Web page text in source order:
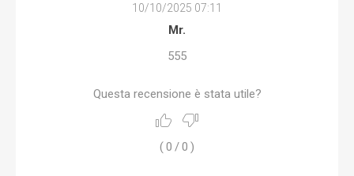
10/10/2025 07:11
Mr.
555
Questa recensione è stata utile?
(0 /0 )